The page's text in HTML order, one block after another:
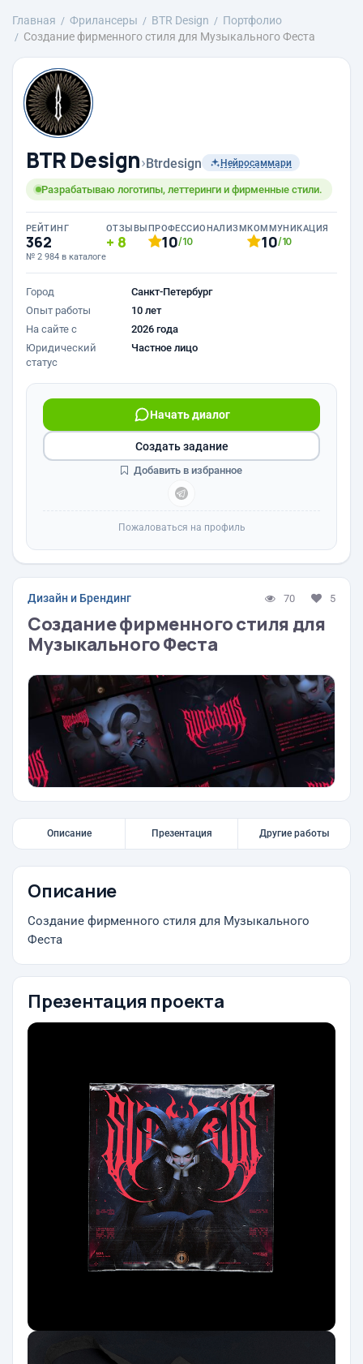
Главная Фрилансеры BTR Design
Портфолио
Создание фирменного стиля для Музыкального Феста
BTR Design›Btrdesign Нейросаммари
Разрабатываю логотипы, леттеринги и фирменные стили.
РЕЙТИНГ
362
№ 2 984 в каталоге
ОТЗЫВЫ
8
ПРОФЕССИОНАЛИЗМ
10/10
КОММУНИКАЦИЯ
10/10
Город
Санкт-Петербург
Опыт работы
10 лет
На сайте с
2026 года
Юридический
статус
Частное лицо
Начать диалог
Создать задание
Добавить в избранное
Пожаловаться на профиль
Дизайн и Брендинг 70 5
Создание фирменного стиля для
Музыкального Феста
Описание Презентация Другие работы
Описание
Создание фирменного стиля для Музыкального
Феста
Презентация проекта